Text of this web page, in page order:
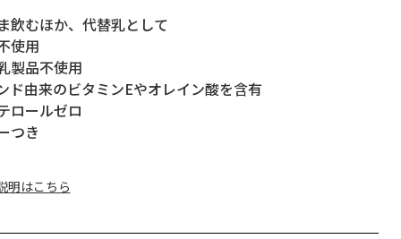
飲むほか、代替乳として
使用
製品不使用
ド由来のビタミンEやオレイン酸を含有
ロールゼロ
つき
明はこちら